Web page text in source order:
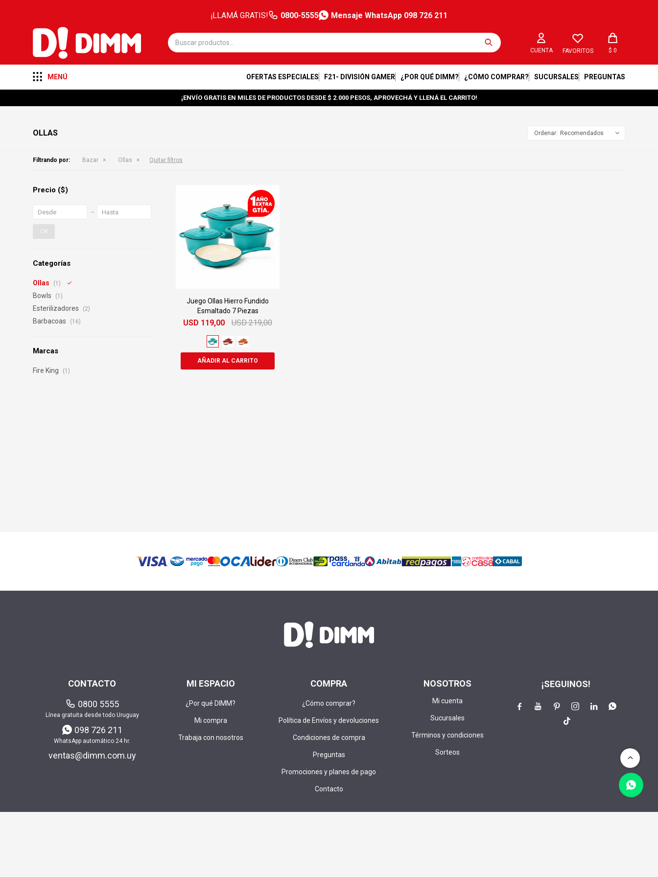
¡LLAMÁ GRATIS! 0800-5555 Mensaje WhatsApp 098 726 211
MENÚ OFERTAS ESPECIALES F21- DIVISIÓN GAMER ¿POR QUÉ DIMM? ¿CÓMO COMPRAR? SUCURSALES PREGUNTAS
FAVORITOS $ 0
¡ENVÍO GRATIS EN MILES DE PRODUCTOS DESDE $ 2.000 PESOS, APROVECHÁ Y LLENÁ EL CARRITO!
OLLAS Recomendados
Filtrando por: Bazar Ollas Quitar filtros
Categorías
Ollas (1)
Bowls (1)
Esterilizadores (2)
Barbacoas (16)
Marcas
Fire King (1)
Precio ($)
OK
Juego Ollas Hierro Fundido
Esmaltado 7 Piezas
USD 119,00 USD 219,00
MI ESPACIO
¿Por qué DIMM?
Mi compra
Trabaja con nosotros
COMPRA
¿Cómo comprar?
Política de Envíos y devoluciones
Condiciones de compra
Preguntas
Promociones y planes de pago
Contacto
NOSOTROS
Mi cuenta
Sucursales
Términos y condiciones
Sorteos
CONTACTO
0800 5555
Línea gratuita desde todo Uruguay
098 726 211
WhatsApp automático 24 hr.
ventas@dimm.com.uy
¡SEGUINOS!
    

